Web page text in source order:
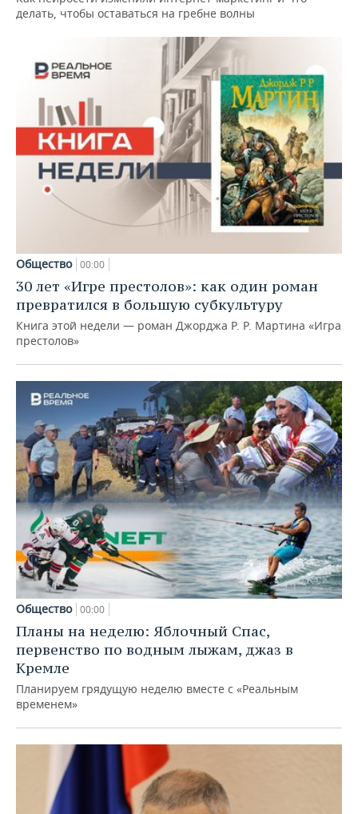
делать, чтобы оставаться на гребне волны
Общество 00:00
30 лет «Игре престолов»: как один роман
превратился в большую субкультуру
Книга этой недели — роман Джорджа Р. Р. Мартина «Игра
престолов»
Общество 00:00
Планы на неделю: Яблочный Спас,
первенство по водным лыжам, джаз в
Кремле
Планируем грядущую неделю вместе с «Реальным
временем»